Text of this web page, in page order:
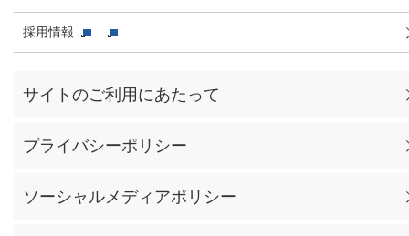
採用情報
サイトのご利用にあたって
プライバシーポリシー
ソーシャルメディアポリシー